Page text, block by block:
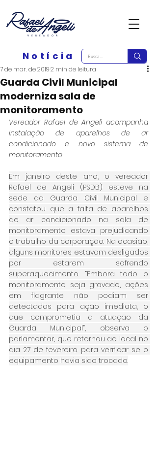
Notícia
Guarda Civil Municipal
moderniza sala de
monitoramento
7 de mar. de 20192 min de leitura
Vereador Rafael de Angeli acompanha
instalação de aparelhos de ar
condicionado e novo sistema de
monitoramento
Em janeiro deste ano, o vereador
Rafael de Angeli (PSDB) esteve na
sede da Guarda Civil Municipal e
constatou que a falta de aparelhos
de ar condicionado na sala de
monitoramento estava prejudicando
o trabalho da corporação. Na ocasião,
alguns monitores estavam desligados
por estarem sofrendo
superaquecimento. “Embora todo o
monitoramento seja gravado, ações
em flagrante não podiam ser
detectadas para ação imediata, o
que comprometia a atuação da
Guarda Municipal”, observa o
parlamentar, que retornou ao local no
dia 27 de fevereiro para verificar se o
equipamento havia sido trocado.